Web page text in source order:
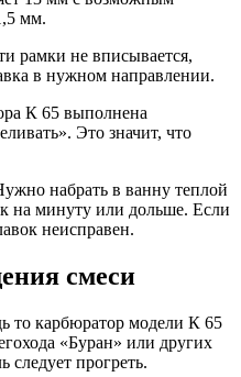
мм.
рамки не вписывается,
в нужном направлении.
К 65 выполнена
Это значит, что
набрать в ванну теплой
на минуту или дольше. Если
неисправен.
смеси
то карбюратор модели К 65
«Буран» или других
следует прогреть.